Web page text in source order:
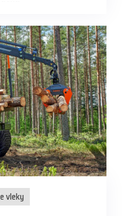
vleky